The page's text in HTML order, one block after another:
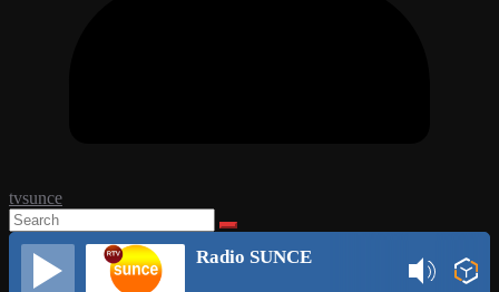
tvsunce
Radio SUNCE